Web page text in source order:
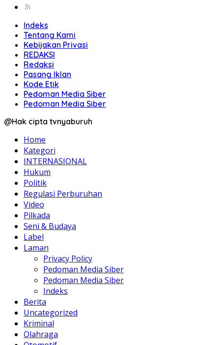
Indeks
Tentang Kami
Kebijakan Privasi
REDAKSI
Redaksi
Pasang Iklan
Kode Etik
Pedoman Media Siber
Pedoman Media Siber
@Hak cipta tvnyaburuh
Home
Kategori
INTERNASIONAL
Hukum
Politik
Regulasi Perburuhan
Video
Pilkada
Seni & Budaya
Label
Laman
Privacy Policy
Pedoman Media Siber
Pedoman Media Siber
Indeks
Berita
Uncategorized
Kriminal
Olahraga